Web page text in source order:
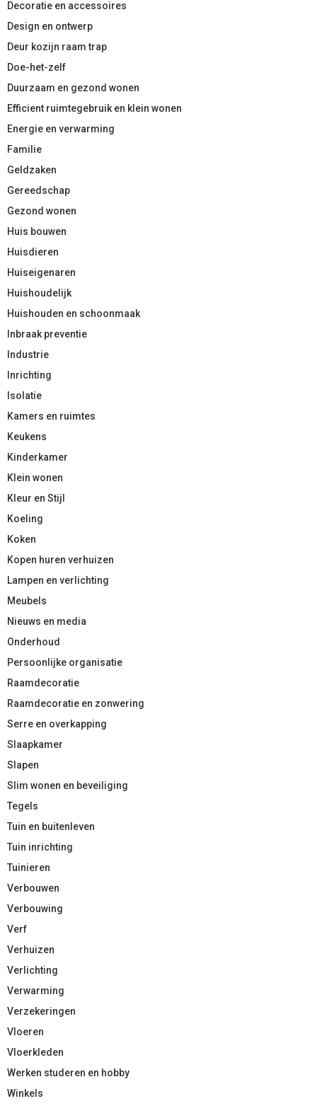
Decoratie en accessoires
Design en ontwerp
Deur kozijn raam trap
Doe-het-zelf
Duurzaam en gezond wonen
Efficient ruimtegebruik en klein wonen
Energie en verwarming
Familie
Geldzaken
Gereedschap
Gezond wonen
Huis bouwen
Huisdieren
Huiseigenaren
Huishoudelijk
Huishouden en schoonmaak
Inbraak preventie
Industrie
Inrichting
Isolatie
Kamers en ruimtes
Keukens
Kinderkamer
Klein wonen
Kleur en Stijl
Koeling
Koken
Kopen huren verhuizen
Lampen en verlichting
Meubels
Nieuws en media
Onderhoud
Persoonlijke organisatie
Raamdecoratie
Raamdecoratie en zonwering
Serre en overkapping
Slaapkamer
Slapen
Slim wonen en beveiliging
Tegels
Tuin en buitenleven
Tuin inrichting
Tuinieren
Verbouwen
Verbouwing
Verf
Verhuizen
Verlichting
Verwarming
Verzekeringen
Vloeren
Vloerkleden
Werken studeren en hobby
Winkels